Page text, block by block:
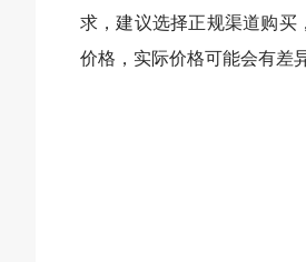
求，建议选择正规渠道购
价格，实际价格可能会有差